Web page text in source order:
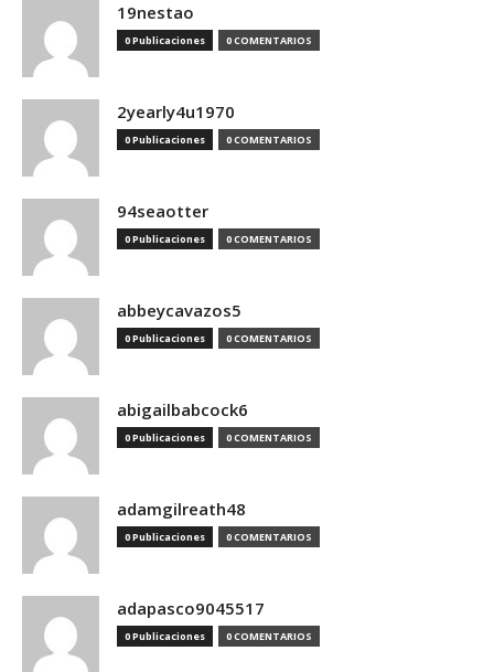
19nestao
0 Publicaciones 0 COMENTARIOS
2yearly4u1970
0 Publicaciones 0 COMENTARIOS
94seaotter
0 Publicaciones 0 COMENTARIOS
abbeycavazos5
0 Publicaciones 0 COMENTARIOS
abigailbabcock6
0 Publicaciones 0 COMENTARIOS
adamgilreath48
0 Publicaciones 0 COMENTARIOS
adapasco9045517
0 Publicaciones 0 COMENTARIOS